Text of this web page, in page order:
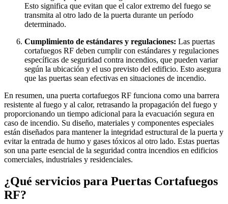
Esto significa que evitan que el calor extremo del fuego se
transmita al otro lado de la puerta durante un período
determinado.
Cumplimiento de estándares y regulaciones: Las puertas
cortafuegos RF deben cumplir con estándares y regulaciones
específicas de seguridad contra incendios, que pueden variar
según la ubicación y el uso previsto del edificio. Esto asegura
que las puertas sean efectivas en situaciones de incendio.
En resumen, una puerta cortafuegos RF funciona como una barrera
resistente al fuego y al calor, retrasando la propagación del fuego y
proporcionando un tiempo adicional para la evacuación segura en
caso de incendio. Su diseño, materiales y componentes especiales
están diseñados para mantener la integridad estructural de la puerta y
evitar la entrada de humo y gases tóxicos al otro lado. Estas puertas
son una parte esencial de la seguridad contra incendios en edificios
comerciales, industriales y residenciales.
¿Qué servicios para Puertas Cortafuegos
RF?